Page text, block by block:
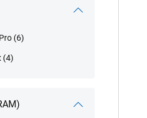
(6)
(4)